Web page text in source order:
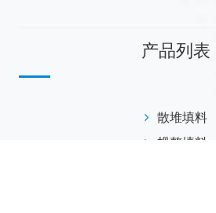
产品列表
散堆填料
规整填料